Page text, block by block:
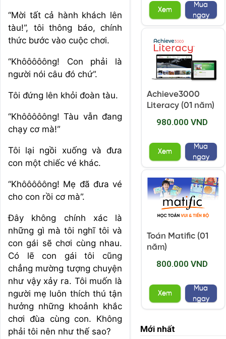
“Mời tất cả hành khách lên
tàu!”, tôi thông báo, chính
thức bước vào cuộc chơi.
“Khôôôôông! Con phải là
người nói câu đó chứ”.
Tôi đứng lên khỏi đoàn tàu.
“Khôôôôông! Tàu vẫn đang
chạy cơ mà!”
Tôi lại ngồi xuống và đưa
con một chiếc vé khác.
“Khôôôôông! Mẹ đã đưa vé
cho con rồi cơ mà”.
Đây không chính xác là
những gì mà tôi nghĩ tôi và
con gái sẽ chơi cùng nhau.
Có lẽ con gái tôi cũng
chẳng mường tượng chuyện
như vậy xảy ra. Tôi muốn là
người mẹ luôn thích thú tận
hưởng những khoảnh khắc
chơi đùa cùng con. Không
phải tôi nên như thế sao?
Xem
Mua
ngay
Achieve3000
Literacy (01 năm)
980.000 VND
Xem
Mua
ngay
Toán Matific (01
năm)
800.000 VND
Xem
Mua
ngay
Mới nhất